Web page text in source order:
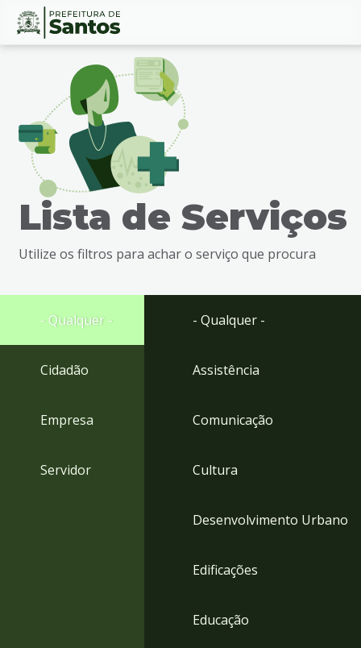
Ir
busca
Ir
rodapé
Conteúdo
Lista de Serviços
Utilize os filtros para achar o serviço que procura
- Qualquer -
Cidadão
Empresa
Servidor
- Qualquer -
Assistência
Comunicação
Cultura
Desenvolvimento Urbano
Edificações
Educação